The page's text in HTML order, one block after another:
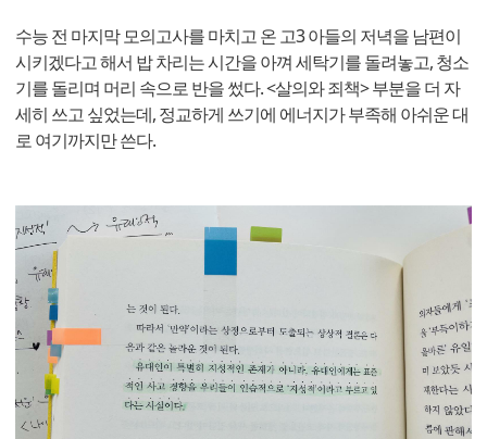
수능 전 마지막 모의고사를 마치고 온 고3 아들의 저녁을 남편이
시키겠다고 해서 밥 차리는 시간을 아껴 세탁기를 돌려놓고, 청소
기를 돌리며 머리 속으로 반을 썼다. <살의와 죄책> 부분을 더 자
세히 쓰고 싶었는데, 정교하게 쓰기에 에너지가 부족해 아쉬운 대
로 여기까지만 쓴다.